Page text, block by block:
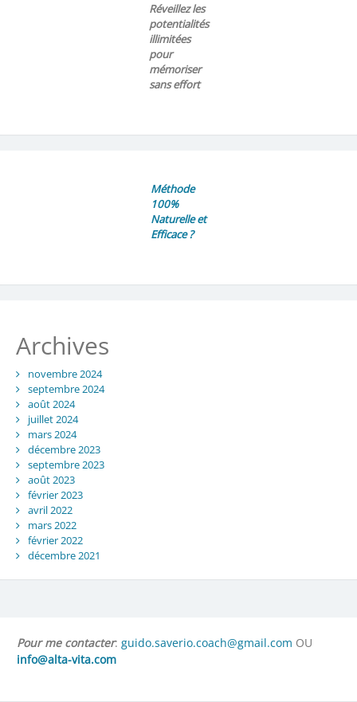
Réveillez les
potentialités
illimitées
pour
mémoriser
sans effort
Méthode
100%
Naturelle et
Efficace ?
Archives
novembre 2024
septembre 2024
août 2024
juillet 2024
mars 2024
décembre 2023
septembre 2023
août 2023
février 2023
avril 2022
mars 2022
février 2022
décembre 2021
Pour me contacter: guido.saverio.coach@gmail.com OU
info@alta-vita.com